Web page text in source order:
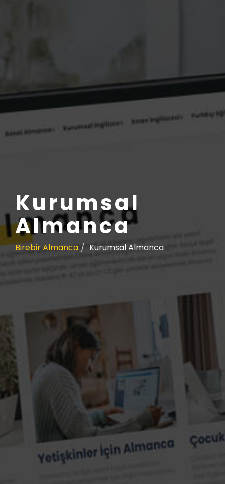
Kurumsal
Almanca
Birebir Almanca Kurumsal Almanca